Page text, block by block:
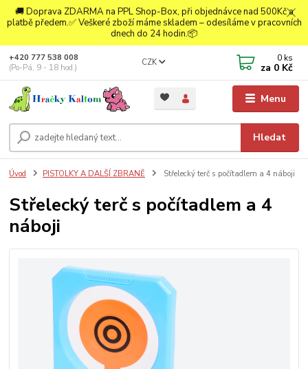
🚚 Doprava ZDARMA na PPL Shop-Box, při objednávce nad 500Kč a
platbě předem.✅ Veškeré zboží máme skladem – odesíláme v pracovních
dnech do 24 hodin.📦
Menu
CZK
Hledat
+420 777 538 008
(Po-Pá, 9 - 18 hod.)
0 ks
za 0 Kč
Úvod PISTOLKY A DALŠÍ ZBRANĚ Střelecký terč s počítadlem a 4 náboji
Střelecký terč s počítadlem a 4
náboji